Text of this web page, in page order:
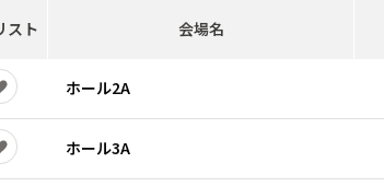
スト 会場名
ホール2A
ホール3A